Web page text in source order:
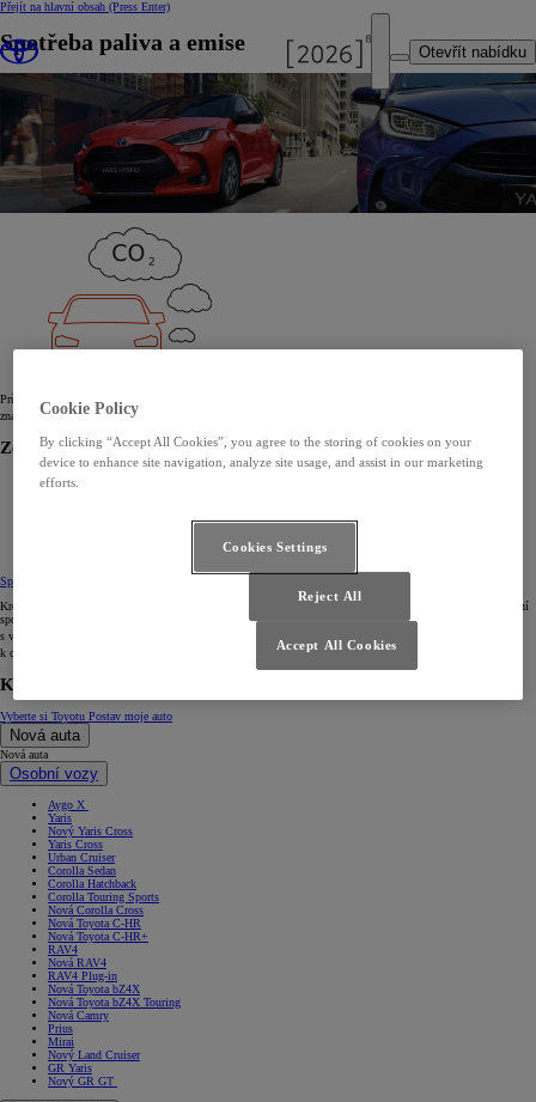
Přejít na hlavní obsah (Press Enter)
Otevřít nabídku
Spotřeba paliva a emise
Průvodce o spotřebě pohonných hmot a emisích oxidu uhličitého (CO
značkách, typech, variantách a verzích nových automobilů, je bezplatně dostupný na místě prodeje.
Zobrazit údaje
Spotřeba paliva a emise
Kromě schopností efektivního využití pohonných hmot, které jsou dány konstrukcí vozidly, hrají při určování
spotřeby pohonných hmot a emisí oxidu uhličitého (CO
) roli také netechnické faktory, jako je způsob jízdy
s vozidlem. Oxid uhličitý (CO
k celosvětovému oteplování.
Kontaktujte nás
Vyberte si Toyotu Postav moje auto
Nová auta
Nová auta
Osobní vozy
Aygo X
Yaris
Nový Yaris Cross
Yaris Cross
Urban Cruiser
Corolla Sedan
Corolla Hatchback
Corolla Touring Sports
Nová Corolla Cross
Nová Toyota C-HR
Nová Toyota C-HR+
RAV4
Nová RAV4
RAV4 Plug-in
Nová Toyota bZ4X
Nová Toyota bZ4X Touring
Nová Camry
Prius
Mirai
Nový Land Cruiser
GR Yaris
Nový GR GT
Cookie Policy
By clicking “Accept All Cookies”, you agree to the storing of cookies on your
device to enhance site navigation, analyze site usage, and assist in our marketing
efforts.
Cookies Settings
Reject All
Accept All Cookies